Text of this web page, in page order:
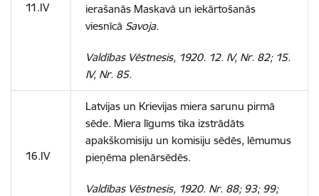
11.IV
ierašanās Maskavā un iekārtošanās
viesnīcā Savoja.
Valdības Vēstnesis, 1920. 12. IV, Nr. 82; 15.
IV, Nr. 85.
16.IV
Latvijas un Krievijas miera sarunu pirmā
sēde. Miera līgums tika izstrādāts
apakškomisiju un komisiju sēdēs, lēmumus
pieņēma plenārsēdēs.
Valdības Vēstnesis, 1920. Nr. 88; 93; 99;